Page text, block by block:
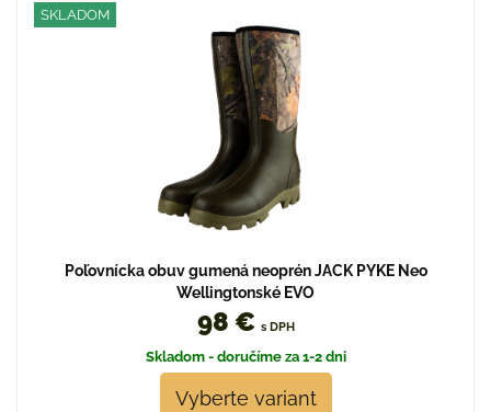
SKLADOM
Poľovnícka obuv gumená neoprén JACK PYKE Neo
Wellingtonské EVO
98 € s DPH
Skladom - doručíme za 1-2 dni
Vyberte variant